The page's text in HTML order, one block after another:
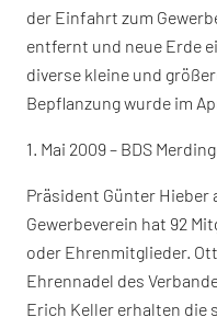
der Einfahrt zum
entfernt und neue Erde
diverse kleine und
Bepflanzung wurde im
1. Mai 2009 – BDS
Präsident Günter Hieber
Gewerbeverein hat 92
oder Ehrenmitglieder.
Ehrennadel des
Erich Keller erhalten die